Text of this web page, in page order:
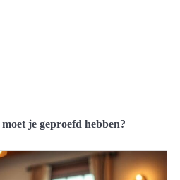
je geproefd hebben?